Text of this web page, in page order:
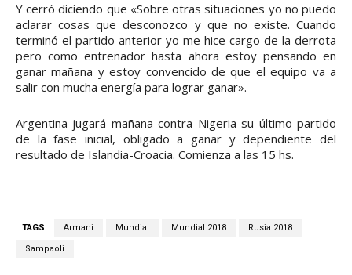
Y cerró diciendo que «Sobre otras situaciones yo no puedo
aclarar cosas que desconozco y que no existe. Cuando
terminó el partido anterior yo me hice cargo de la derrota
pero como entrenador hasta ahora estoy pensando en
ganar mañana y estoy convencido de que el equipo va a
salir con mucha energía para lograr ganar».
Argentina jugará mañana contra Nigeria su último partido
de la fase inicial, obligado a ganar y dependiente del
resultado de Islandia-Croacia. Comienza a las 15 hs.
TAGS Armani Mundial Mundial 2018 Rusia 2018
Sampaoli